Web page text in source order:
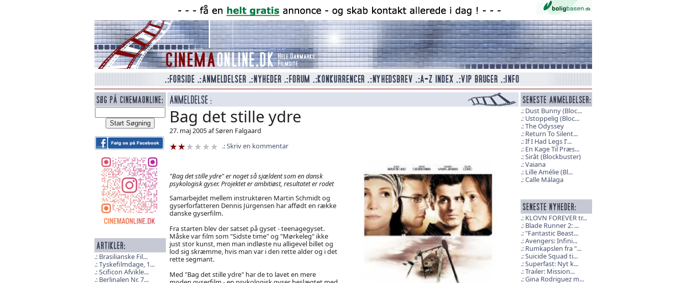
Brasilianske Fil...
Tyskefilmdage, 1...
Scificon Afvikle...
Berlinalen Nr. 7...
Bag det stille ydre
27. maj 2005 af Søren Falgaard
Skriv en kommentar
"Bag det stille ydre" er noget så sjældent som en dansk
psykologisk gyser. Projektet er ambitiøst, resultatet er rodet
Samarbejdet mellem instruktøren Martin Schmidt og
gyserforfatteren Dennis Jürgensen har affødt en række
danske gyserfilm.
Fra starten blev der satset på gyset - teenagegyset.
Måske var film som "Sidste time" og "Mørkeleg" ikke
just stor kunst, men man indløste nu alligevel billet og
lod sig skræmme, hvis man var i den rette alder og i det
rette segmant.
Med "Bag det stille ydre" har de to lavet en mere
Dust Bunny (Bloc...
Ustoppelig (Bloc...
The Odyssey
Return To Silent...
If I Had Legs I’...
En Kage Til Præs...
Sirât (Blockbuster)
Vaiana
Lille Amélie (Bl...
Calle Málaga
KLOVN FOREVER tr...
Blade Runner 2: ...
"Fantastic Beast...
Avengers: Infini...
Rumkapslen fra "...
Suicide Squad ti...
Superfast: Nyt k...
Trailer: Mission...
Gina Rodriguez m...